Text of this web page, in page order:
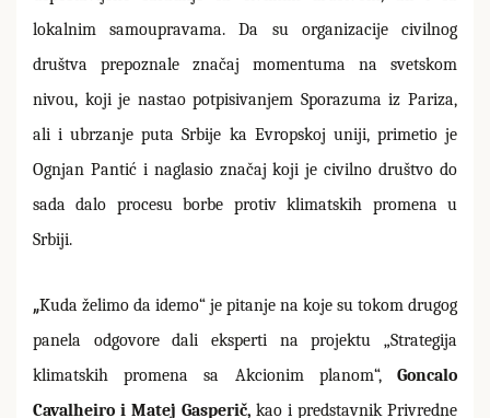
lokalnim samoupravama. Da su organizacije civilnog
društva prepoznale značaj momentuma na svetskom
nivou, koji je nastao potpisivanjem Sporazuma iz Pariza,
ali i ubrzanje puta Srbije ka Evropskoj uniji, primetio je
Ognjan Pantić i naglasio značaj koji je civilno društvo do
sada dalo procesu borbe protiv klimatskih promena u
Srbiji.
„Kuda želimo da idemo“ je pitanje na koje su tokom drugog
panela odgovore dali eksperti na projektu „Strategija
klimatskih promena sa Akcionim planom“, Goncalo
Cavalheiro i Matej Gasperič, kao i predstavnik Privredne